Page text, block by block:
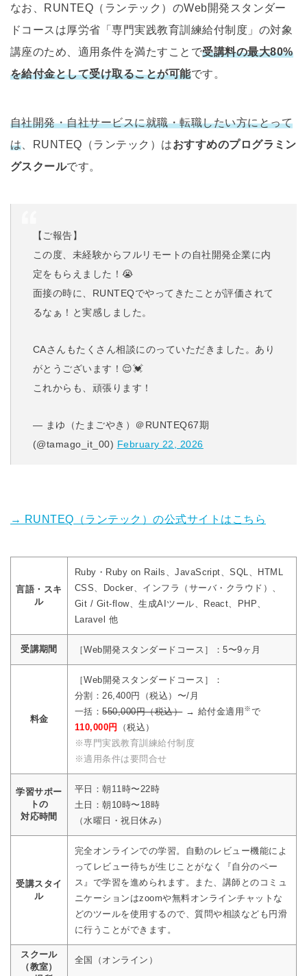
なお、RUNTEQ（ランテック）のWeb開発スタンダー
ドコースは厚労省「専門実践教育訓練給付制度」の対象
講座のため、適用条件を満たすことで受講料の最大80%
を給付金として受け取ることが可能です。
自社開発・自社サービスに就職・転職したい方にとって
は 、RUNTEQ（ランテック）はおすすめのプログラミン
グスクールです。
【ご報告】
この度、未経験からフルリモートの自社開発企業に内
定をもらえました！😭
面接の時に、RUNTEQでやってきたことが評価されて
るなぁ！と実感しました。
CAさんもたくさん相談にのっていただきました。あり
がとうございます！😌💓
これからも、頑張ります！
— まゆ（たまごやき）＠RUNTEQ67期
(@tamago_it_00) February 22, 2026
→ RUNTEQ（ランテック）の公式サイトはこちら
言語・スキ
ル
Ruby・Ruby on Rails、JavaScript、SQL、HTML
CSS、Docker、インフラ（サーバ・クラウド）、
Git / Git-flow、生成AIツール、React、PHP、
Laravel 他
受講期間 ［Web開発スタンダードコース］：5〜9ヶ月
料金
［Web開発スタンダードコース］：
分割：26,400円（税込）〜/月
一括：550,000円（税込）→ 給付金適用 ※で
110,000円
（税込）
※専門実践教育訓練給付制度
※適用条件は要問合せ
学習サポー
トの
対応時間
平日：朝11時〜22時
土日：朝10時〜18時
（水曜日・祝日休み）
受講スタイ
ル
完全オンラインでの学習。自動のレビュー機能によ
ってレビュー待ちが生じことがなく『自分のペー
ス』で学習を進められます。また、講師とのコミュ
ニケーションはzoomや無料オンラインチャットな
どのツールを使用するので、質問や相談なども円滑
に行うことができます。
スクール
（教室）
全国（オンライン）